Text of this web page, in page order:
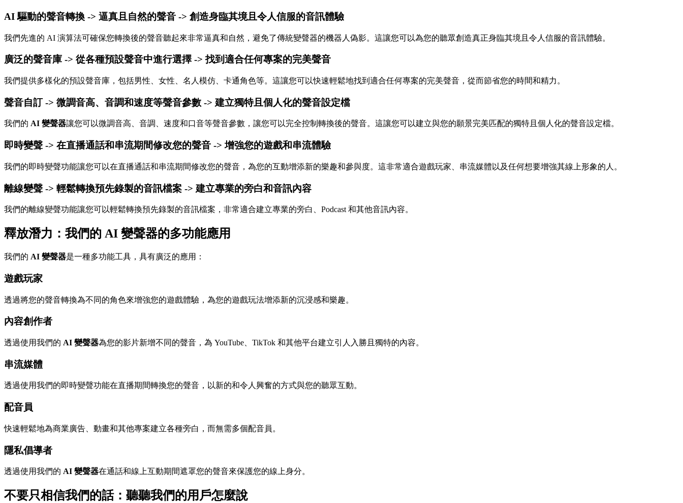
AI 驅動的聲音轉換 -> 逼真且自然的聲音 -> 創造身臨其境且令人信服的音訊體驗
我們先進的 AI 演算法可確保您轉換後的聲音聽起來非常逼真和自然，避免了傳統變聲器的機器人偽影。這讓您可以為您的聽眾創造真正身臨其境且令人信服的音訊體驗。
廣泛的聲音庫 -> 從各種預設聲音中進行選擇 -> 找到適合任何專案的完美聲音
我們提供多樣化的預設聲音庫，包括男性、女性、名人模仿、卡通角色等。這讓您可以快速輕鬆地找到適合任何專案的完美聲音，從而節省您的時間和精力。
聲音自訂 -> 微調音高、音調和速度等聲音參數 -> 建立獨特且個人化的聲音設定檔
我們的 AI 變聲器讓您可以微調音高、音調、速度和口音等聲音參數，讓您可以完全控制轉換後的聲音。這讓您可以建立與您的願景完美匹配的獨特且個人化的聲音設定檔。
即時變聲 -> 在直播通話和串流期間修改您的聲音 -> 增強您的遊戲和串流體驗
我們的即時變聲功能讓您可以在直播通話和串流期間修改您的聲音，為您的互動增添新的樂趣和參與度。這非常適合遊戲玩家、串流媒體以及任何想要增強其線上形象的人。
離線變聲 -> 輕鬆轉換預先錄製的音訊檔案 -> 建立專業的旁白和音訊內容
我們的離線變聲功能讓您可以輕鬆轉換預先錄製的音訊檔案，非常適合建立專業的旁白、Podcast 和其他音訊內容。
釋放潛力：我們的 AI 變聲器的多功能應用
我們的 AI 變聲器是一種多功能工具，具有廣泛的應用：
遊戲玩家
透過將您的聲音轉換為不同的角色來增強您的遊戲體驗，為您的遊戲玩法增添新的沉浸感和樂趣。
內容創作者
透過使用我們的 AI 變聲器為您的影片新增不同的聲音，為 YouTube、TikTok 和其他平台建立引人入勝且獨特的內容。
串流媒體
透過使用我們的即時變聲功能在直播期間轉換您的聲音，以新的和令人興奮的方式與您的聽眾互動。
配音員
快速輕鬆地為商業廣告、動畫和其他專案建立各種旁白，而無需多個配音員。
隱私倡導者
透過使用我們的 AI 變聲器在通話和線上互動期間遮罩您的聲音來保護您的線上身分。
不要只相信我們的話：聽聽我們的用戶怎麼說